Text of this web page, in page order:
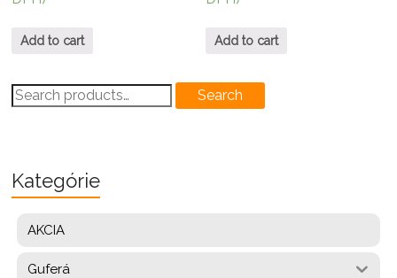
Add to cart Add to cart
Search
for:
Search
Kategórie
AKCIA
Guferá